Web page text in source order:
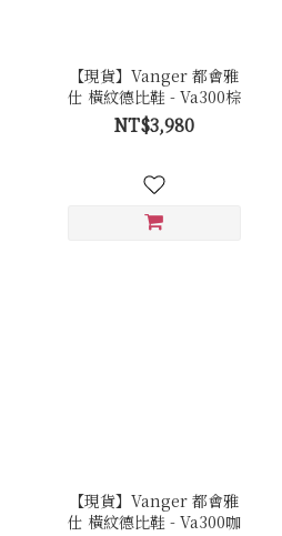
【現貨】Vanger 都會雅
仕 橫紋德比鞋 - Va300棕
NT$3,980
【現貨】Vanger 都會雅
仕 橫紋德比鞋 - Va300咖